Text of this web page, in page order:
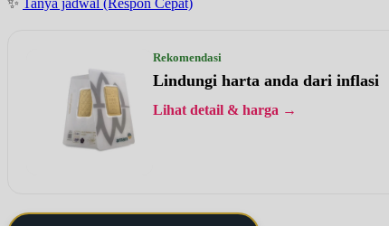
✨ Tanya jadwal (Respon Cepat)
Rekomendasi
Lindungi harta anda dari inflasi
Lihat detail & harga →